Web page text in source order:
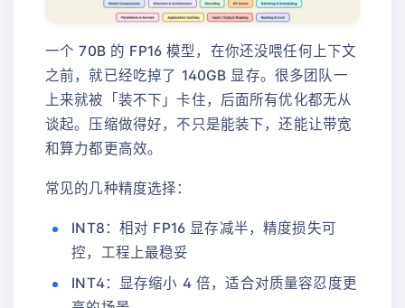
一个 70B 的 FP16 模型，在你还没喂任何上下文
之前，就已经吃掉了 140GB 显存。很多团队一
上来就被「装不下」卡住，后面所有优化都无从
谈起。压缩做得好，不只是能装下，还能让带宽
和算力都更高效。
常见的几种精度选择：
INT8：相对 FP16 显存减半，精度损失可
控，工程上最稳妥
INT4：显存缩小 4 倍，适合对质量容忍度更